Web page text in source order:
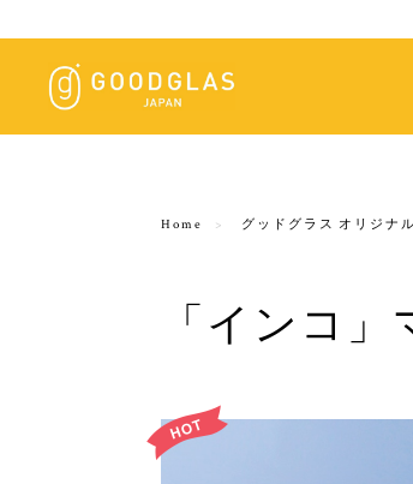
Home グッドグラス オリジナ
「インコ」